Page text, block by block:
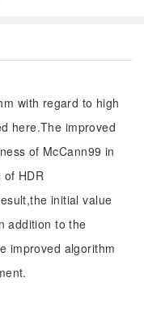
with regard to high
here.The improved
of McCann99 in
HDR
initial value
addition to the
improved algorithm